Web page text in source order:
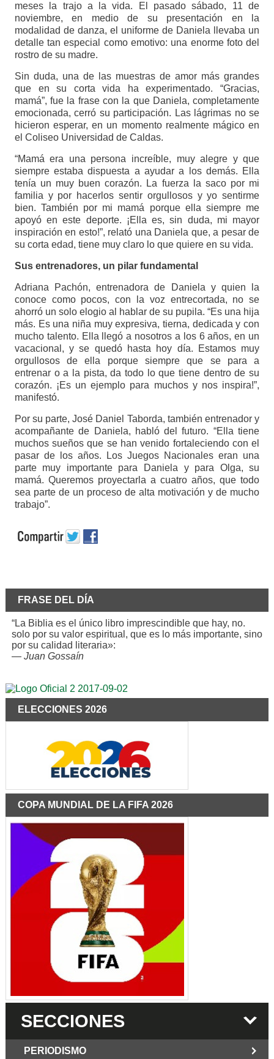
meses la trajo a la vida. El pasado sábado, 11 de
noviembre, en medio de su presentación en la
modalidad de danza, el uniforme de Daniela llevaba un
detalle tan especial como emotivo: una enorme foto del
rostro de su madre.
Sin duda, una de las muestras de amor más grandes
que en su corta vida ha experimentado. “Gracias,
mamá”, fue la frase con la que Daniela, completamente
emocionada, cerró su participación. Las lágrimas no se
hicieron esperar, en un momento realmente mágico en
el Coliseo Universidad de Caldas.
“Mamá era una persona increíble, muy alegre y que
siempre estaba dispuesta a ayudar a los demás. Ella
tenía un muy buen corazón. La fuerza la saco por mi
familia y por hacerlos sentir orgullosos y yo sentirme
bien. También por mi mamá porque ella siempre me
apoyó en este deporte. ¡Ella es, sin duda, mi mayor
inspiración en esto!”, relató una Daniela que, a pesar de
su corta edad, tiene muy claro lo que quiere en su vida.
Sus entrenadores, un pilar fundamental
Adriana Pachón, entrenadora de Daniela y quien la
conoce como pocos, con la voz entrecortada, no se
ahorró un solo elogio al hablar de su pupila. “Es una hija
más. Es una niña muy expresiva, tierna, dedicada y con
mucho talento. Ella llegó a nosotros a los 6 años, en un
vacacional, y se quedó hasta hoy día. Estamos muy
orgullosos de ella porque siempre que se para a
entrenar o a la pista, da todo lo que tiene dentro de su
corazón. ¡Es un ejemplo para muchos y nos inspira!”,
manifestó.
Por su parte, José Daniel Taborda, también entrenador y
acompañante de Daniela, habló del futuro. “Ella tiene
muchos sueños que se han venido fortaleciendo con el
pasar de los años. Los Juegos Nacionales eran una
parte muy importante para Daniela y para Olga, su
mamá. Queremos proyectarla a cuatro años, que todo
sea parte de un proceso de alta motivación y de mucho
trabajo”.
FRASE DEL DÍA
“La Biblia es el único libro imprescindible que hay, no.
solo por su valor espiritual, que es lo más importante, sino
por su calidad literaria»:
— Juan Gossaín
ELECCIONES 2026
COPA MUNDIAL DE LA FIFA 2026
SECCIONES
PERIODISMO